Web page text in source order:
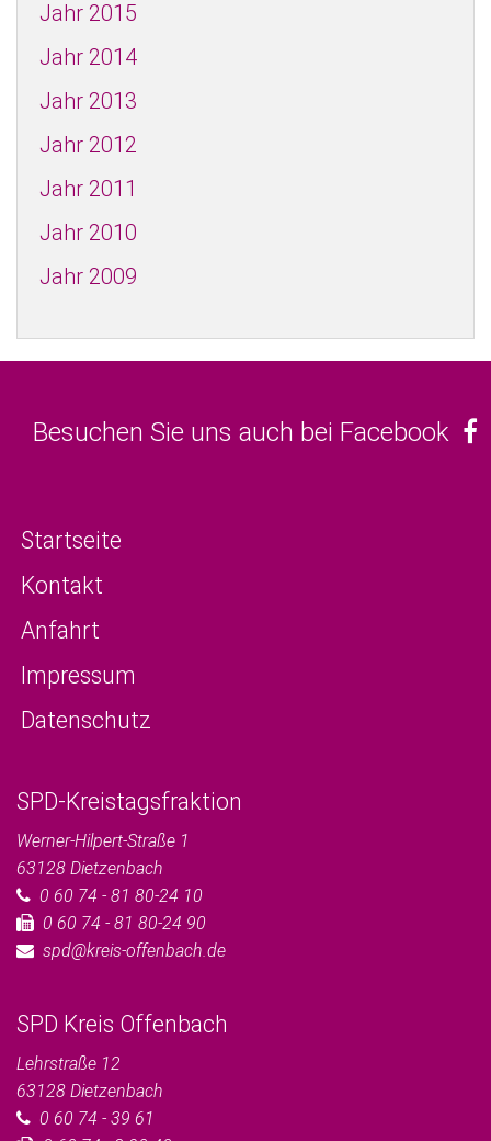
Jahr 2015
Jahr 2014
Jahr 2013
Jahr 2012
Jahr 2011
Jahr 2010
Jahr 2009
Besuchen Sie uns auch bei Facebook
Startseite
Kontakt
Anfahrt
Impressum
Datenschutz
SPD-Kreistagsfraktion
Werner-Hilpert-Straße 1
63128 Dietzenbach
0 60 74 - 81 80-24 10
0 60 74 - 81 80-24 90
spd@kreis-offenbach.de
SPD Kreis Offenbach
Lehrstraße 12
63128 Dietzenbach
0 60 74 - 39 61